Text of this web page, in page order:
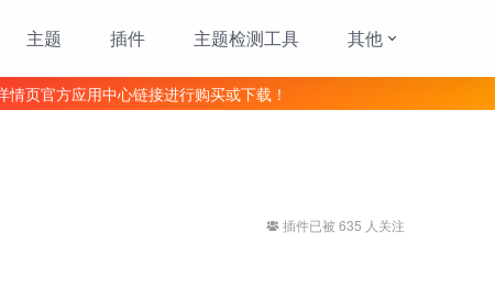
主题 插件 主题检测工具 其他
页官方应用中心链接进行购买或下载！
插件已被 635 人关注